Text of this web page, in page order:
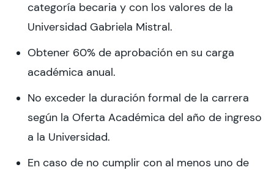
categoría becaria y con los valores de la
Universidad Gabriela Mistral.
Obtener 60% de aprobación en su carga
académica anual.
No exceder la duración formal de la carrera
según la Oferta Académica del año de ingreso
a la Universidad.
En caso de no cumplir con al menos uno de